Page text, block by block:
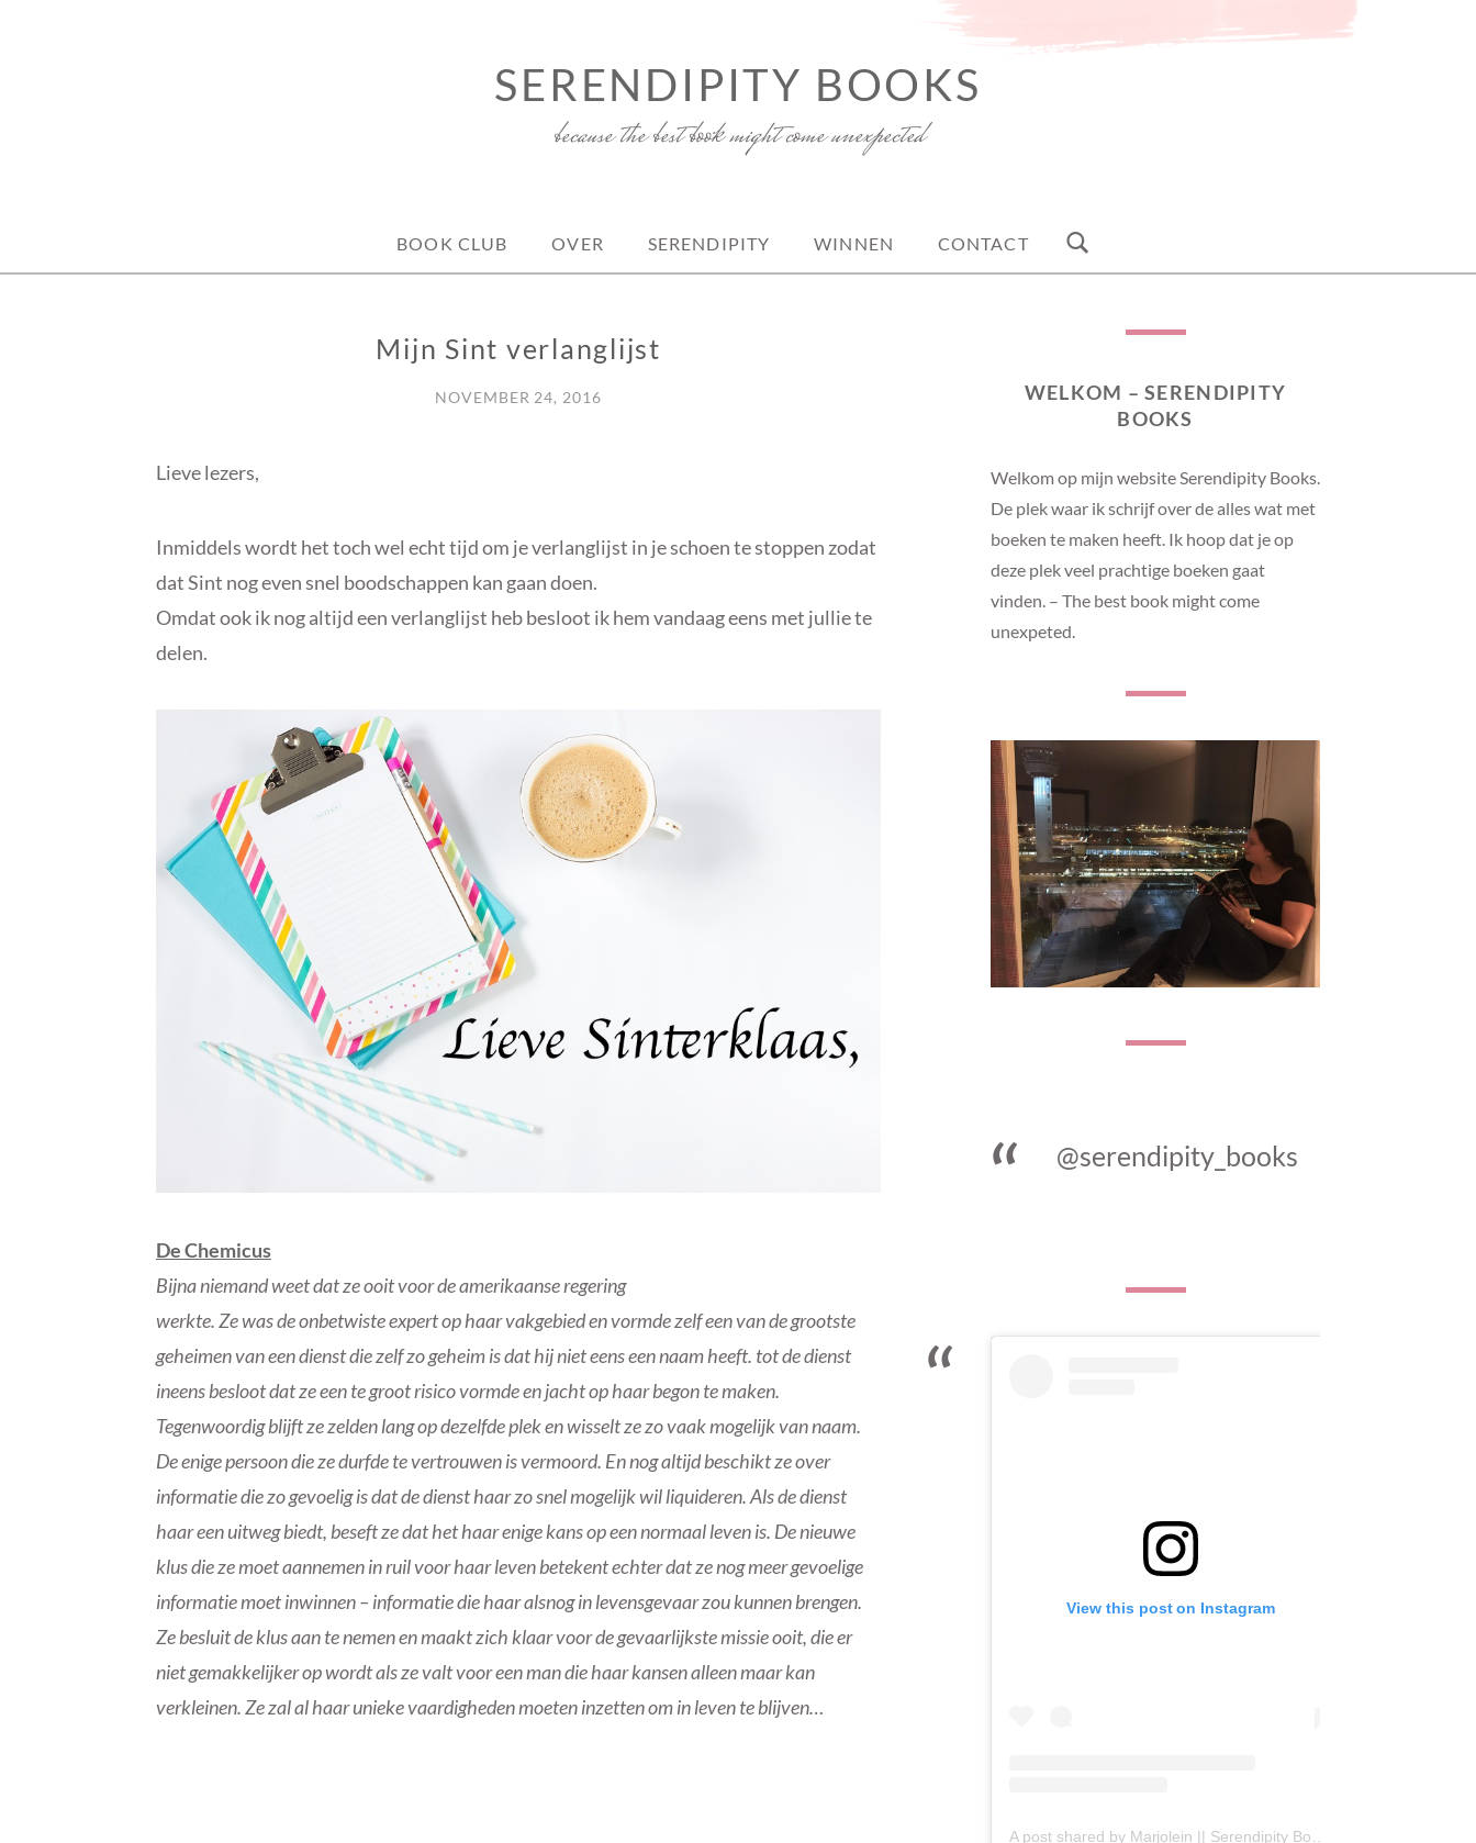
SERENDIPITY BOOKS
because the best book might come unexpected
BOOK CLUB OVER SERENDIPITY WINNEN CONTACT
Mijn Sint verlanglijst
NOVEMBER 24, 2016
Lieve lezers,
Inmiddels wordt het toch wel echt tijd om je verlanglijst in je schoen te stoppen zodat
dat Sint nog even snel boodschappen kan gaan doen.
Omdat ook ik nog altijd een verlanglijst heb besloot ik hem vandaag eens met jullie te
delen.
De Chemicus
Bijna niemand weet dat ze ooit voor de amerikaanse regering
werkte. Ze was de onbetwiste expert op haar vakgebied en vormde zelf een van de grootste
geheimen van een dienst die zelf zo geheim is dat hij niet eens een naam heeft. tot de dienst
ineens besloot dat ze een te groot risico vormde en jacht op haar begon te maken.
Tegenwoordig blijft ze zelden lang op dezelfde plek en wisselt ze zo vaak mogelijk van naam.
De enige persoon die ze durfde te vertrouwen is vermoord. En nog altijd beschikt ze over
informatie die zo gevoelig is dat de dienst haar zo snel mogelijk wil liquideren. Als de dienst
haar een uitweg biedt, beseft ze dat het haar enige kans op een normaal leven is. De nieuwe
klus die ze moet aannemen in ruil voor haar leven betekent echter dat ze nog meer gevoelige
informatie moet inwinnen – informatie die haar alsnog in levensgevaar zou kunnen brengen.
Ze besluit de klus aan te nemen en maakt zich klaar voor de gevaarlijkste missie ooit, die er
niet gemakkelijker op wordt als ze valt voor een man die haar kansen alleen maar kan
verkleinen. Ze zal al haar unieke vaardigheden moeten inzetten om in leven te blijven…
WELKOM – SERENDIPITY
BOOKS
Welkom op mijn website Serendipity Books.
De plek waar ik schrijf over de alles wat met
boeken te maken heeft. Ik hoop dat je op
deze plek veel prachtige boeken gaat
vinden. – The best book might come
unexpeted.
@serendipity_books
View this post on Instagram